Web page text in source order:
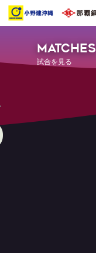
MATCHES
試合を見る